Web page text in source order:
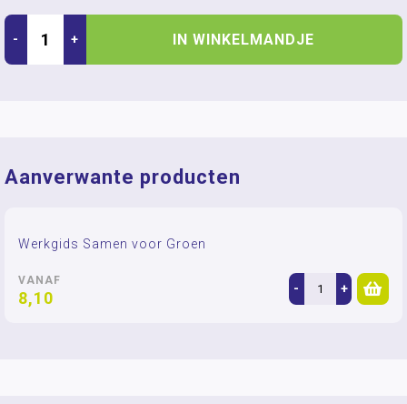
- + IN WINKELMANDJE
Aanverwante producten
Werkgids Samen voor Groen
VANAF
8,10 - +